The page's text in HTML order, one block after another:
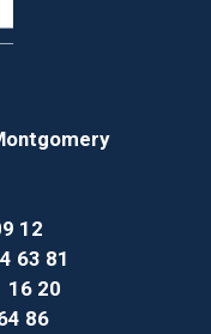
12
63 81
16 20
86